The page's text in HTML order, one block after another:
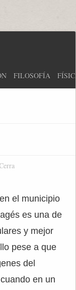
FILOSOFÍA
el municipio
es una de
y mejor
pese a que
del
en un